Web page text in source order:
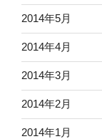
2014年5月
2014年4月
2014年3月
2014年2月
2014年1月